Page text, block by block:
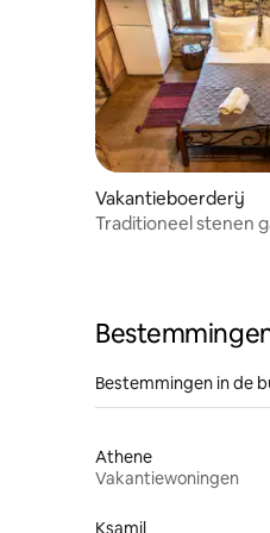
Vakantieboerderij
Traditioneel stenen
Bestemmingen in de
Athene
Vakantiewoningen
Ksamil